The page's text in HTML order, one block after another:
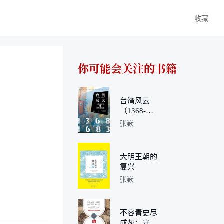
收藏
你可能会关注的书籍
台湾风云
（1368-
1683）
张嵚
大明王朝的
复兴
张嵚
不容青史尽